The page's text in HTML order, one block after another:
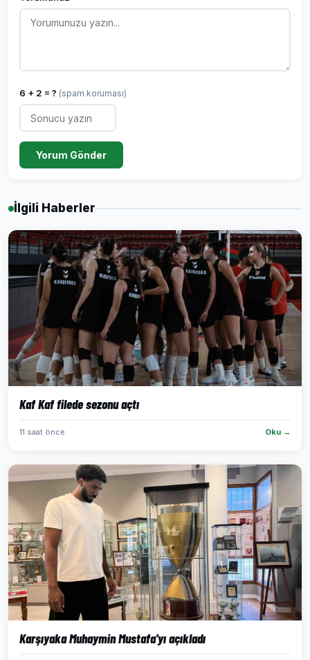
6 + 2 = ? (spam koruması)
Yorum Gönder
İlgili Haberler
Kaf Kaf filede sezonu açtı
11 saat önce Oku →
Karşıyaka Muhaymin Mustafa'yı açıkladı